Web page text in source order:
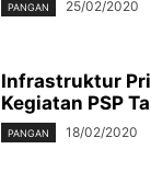
PANGAN 25/02/2020
Infrastruktur
Kegiatan PSP
PANGAN 18/02/2020